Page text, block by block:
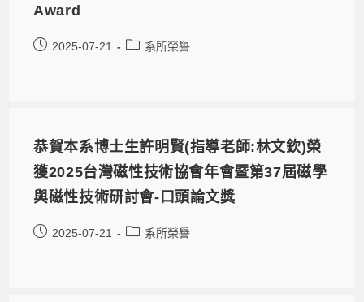
Award
2025-07-21 系所榮譽
恭賀本系博士生許明賢(指導老師:林文欽)榮
獲2025台灣磁性技術協會年會暨第37屆磁學
與磁性技術研討會-口頭論文獎
2025-07-21 系所榮譽